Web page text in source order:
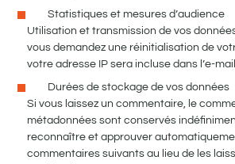
Statistiques et mesures d’audience
Utilisation et transmission de vos
vous demandez une réinitialisation de
votre adresse IP sera incluse dans l’e-
Durées de stockage de vos données
Si vous laissez un commentaire, le
métadonnées sont conservés
reconnaître et approuver
commentaires suivants au lieu de les